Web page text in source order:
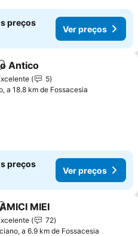
preços
Ver preços
aos favoritos
Antico
5
a 18.8 km de Fossacesia
preços
Ver preços
aos favoritos
MIEI
72
a 6.9 km de Fossacesia